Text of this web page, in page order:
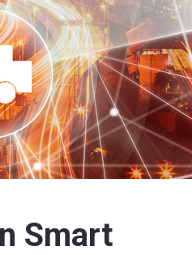
Smart